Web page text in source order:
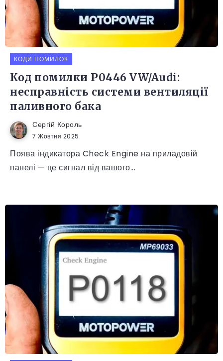
КОДИ ПОМИЛОК
Код помилки P0446 VW/Audi:
несправність системи вентиляції
паливного бака
Сергій Король
7 Жовтня 2025
Поява індикатора Check Engine на приладовій
панелі — це сигнал від вашого...